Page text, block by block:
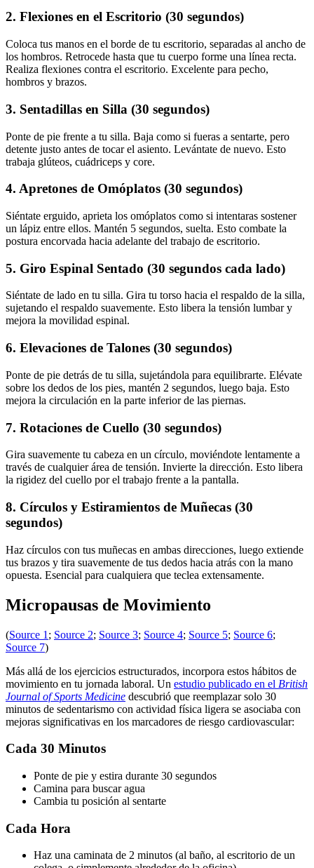
2. Flexiones en el Escritorio (30 segundos)
Coloca tus manos en el borde de tu escritorio, separadas al ancho de
los hombros. Retrocede hasta que tu cuerpo forme una línea recta.
Realiza flexiones contra el escritorio. Excelente para pecho,
hombros y brazos.
3. Sentadillas en Silla (30 segundos)
Ponte de pie frente a tu silla. Baja como si fueras a sentarte, pero
detente justo antes de tocar el asiento. Levántate de nuevo. Esto
trabaja glúteos, cuádriceps y core.
4. Apretones de Omóplatos (30 segundos)
Siéntate erguido, aprieta los omóplatos como si intentaras sostener
un lápiz entre ellos. Mantén 5 segundos, suelta. Esto combate la
postura encorvada hacia adelante del trabajo de escritorio.
5. Giro Espinal Sentado (30 segundos cada lado)
Siéntate de lado en tu silla. Gira tu torso hacia el respaldo de la silla,
sujetando el respaldo suavemente. Esto libera la tensión lumbar y
mejora la movilidad espinal.
6. Elevaciones de Talones (30 segundos)
Ponte de pie detrás de tu silla, sujetándola para equilibrarte. Elévate
sobre los dedos de los pies, mantén 2 segundos, luego baja. Esto
mejora la circulación en la parte inferior de las piernas.
7. Rotaciones de Cuello (30 segundos)
Gira suavemente tu cabeza en un círculo, moviéndote lentamente a
través de cualquier área de tensión. Invierte la dirección. Esto libera
la rigidez del cuello por el trabajo frente a la pantalla.
8. Círculos y Estiramientos de Muñecas (30
segundos)
Haz círculos con tus muñecas en ambas direcciones, luego extiende
tus brazos y tira suavemente de tus dedos hacia atrás con la mano
opuesta. Esencial para cualquiera que teclea extensamente.
Micropausas de Movimiento
(Source 1 ; Source 2; Source 3; Source 4; Source 5; Source 6;
Source 7)
Más allá de los ejercicios estructurados, incorpora estos hábitos de
movimiento en tu jornada laboral. Un estudio publicado en el British
Journal of Sports Medicine descubrió que reemplazar solo 30
minutos de sedentarismo con actividad física ligera se asociaba con
mejoras significativas en los marcadores de riesgo cardiovascular:
Cada 30 Minutos
Ponte de pie y estira durante 30 segundos
Camina para buscar agua
Cambia tu posición al sentarte
Cada Hora
Haz una caminata de 2 minutos (al baño, al escritorio de un